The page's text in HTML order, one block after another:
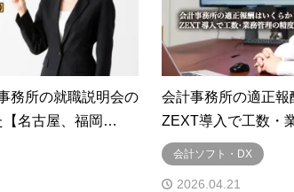
務所の就職説明会の
【名古屋、福岡…
会計事務所の適正報
ZEXT導入で工数・
会計ソフト・DX
2026.04.21